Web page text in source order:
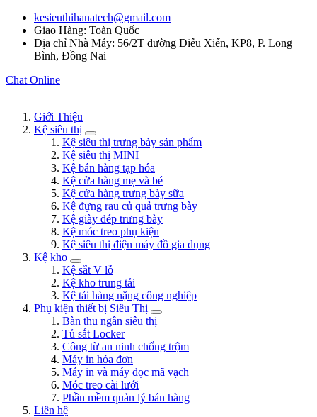
kesieuthihanatech@gmail.com
Giao Hàng: Toàn Quốc
Địa chỉ Nhà Máy: 56/2T đường Điểu Xiển, KP8, P. Long
Bình, Đồng Nai
Chat Online
Giới Thiệu
Kệ siêu thị
Kệ siêu thị trưng bày sản phẩm
Kệ siêu thị MINI
Kệ bán hàng tạp hóa
Kệ cửa hàng mẹ và bé
Kệ cửa hàng trưng bày sữa
Kệ đựng rau củ quả trưng bày
Kệ giày dép trưng bày
Kệ móc treo phụ kiện
Kệ siêu thị điện máy đồ gia dụng
Kệ kho
Kệ sắt V lỗ
Kệ kho trung tải
Kệ tải hàng nặng công nghiệp
Phụ kiện thiết bị Siêu Thị
Bàn thu ngân siêu thị
Tủ sắt Locker
Công từ an ninh chống trộm
Máy in hóa đơn
Máy in và máy đọc mã vạch
Móc treo cài lưới
Phần mềm quản lý bán hàng
Liên hệ